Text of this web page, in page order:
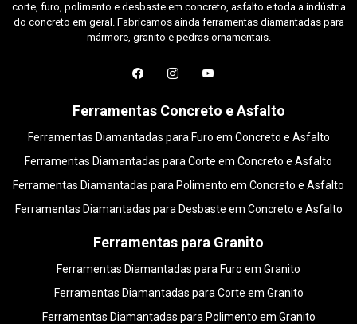
corte, furo, polimento e desbaste em concreto, asfalto e toda a indústria
do concreto em geral. Fabricamos ainda ferramentas diamantadas para
mármore, granito e pedras ornamentais.
Ferramentas Concreto e Asfalto
Ferramentas Diamantadas para Furo em Concreto e Asfalto
Ferramentas Diamantadas para Corte em Concreto e Asfalto
Ferramentas Diamantadas para Polimento em Concreto e Asfalto
Ferramentas Diamantadas para Desbaste em Concreto e Asfalto
Ferramentas para Granito
Ferramentas Diamantadas para Furo em Granito
Ferramentas Diamantadas para Corte em Granito
Ferramentas Diamantadas para Polimento em Granito